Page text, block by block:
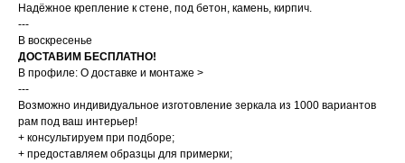
Надёжное крепление к стене, под бетон, камень, кирпич.
---
В воскресенье
ДОСТАВИМ БЕСПЛАТНО!
В профиле: О доставке и монтаже >
---
Возможно индивидуальное изготовление зеркала из 1000 вариантов
рам под ваш интерьер!
+ консультируем при подборе;
+ предоставляем образцы для примерки;